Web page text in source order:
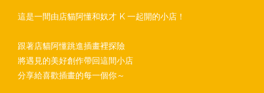
這是一間由店貓阿懂和奴才 K 一起開的小店！
跟著店貓阿懂跳進插畫裡探險
將遇見的美好創作帶回這間小店
分享給喜歡插畫的每一個你～